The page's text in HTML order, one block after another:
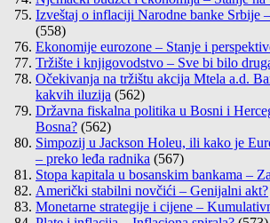
Izveštaj o inflaciji Narodne banke Srbije
(558)
Ekonomije eurozone – Stanje i
Tržište i knjigovodstvo – Sve bi bilo
Očekivanja na tržištu akcija Mtela a.d.
kakvih iluzija (562)
Državna fiskalna politika u Bosni i
Bosna? (562)
Simpozij u Jackson Holeu, ili kako je
– preko leđa radnika (567)
Stopa kapitala u bosanskim bankama –
Američki stabilni novčići – Genijalni akt?
Monetarne strategije i cijene –